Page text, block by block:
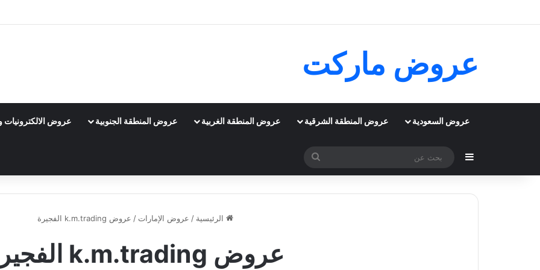
عروض ماركت
عروض السعودية عروض المنطقة الشرقية عروض المنطقة الغربية عروض المنطقة الجنوبية عروض الالكترونيات و
إضافة عمود جانبي
عن
الرئيسية / عروض الإمارات / عروض k.m.trading الفجيرة
عروض k.m.trading الفجيرة